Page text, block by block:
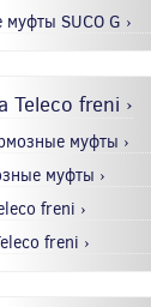
SUCO G ›
Teleco freni ›
муфты ›
муфты ›
freni ›
freni ›